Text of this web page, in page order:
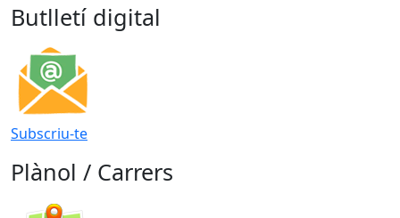
Butlletí digital
Subscriu-te
Plànol / Carrers